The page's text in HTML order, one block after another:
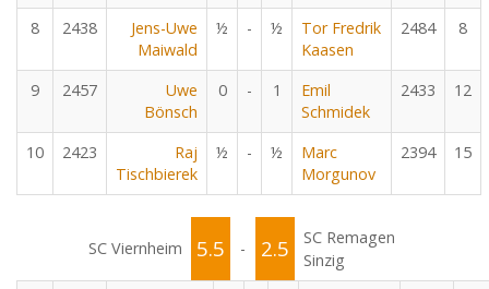
8 2438
Jens-Uwe
Maiwald
½ - ½
Tor Fredrik
Kaasen
2484 8
9 2457
Uwe
Bönsch
0 - 1
Emil
Schmidek
2433 12
10 2423
Raj
Tischbierek
½ - ½
Marc
Morgunov
2394 15
SC Viernheim 5.5 - 2.5
SC Remagen
Sinzig